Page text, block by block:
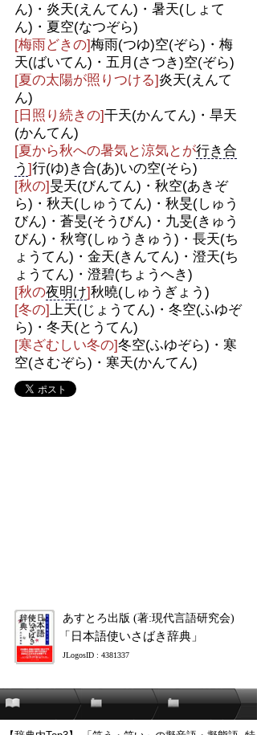
ん)・炎天(えんてん)・暑天(しょて
ん)・夏空(なつぞら)
[梅雨どきの]梅雨(つゆ)空(ぞら)・梅
天(ばいてん)・五月(さつき)空(ぞら)
[夏の太陽が照りつける]炎天(えんて
ん)
[日照り続きの]干天(かんてん)・旱天
(かんてん)
[夏から秋への暑気と涼気とが行き合
う ]行(ゆ)き合(あ)いの空(そら)
[秋の]旻天(びんてん)・秋空(あきぞ
ら)・秋天(しゅうてん)・秋旻(しゅう
びん)・蒼旻(そうびん)・九旻(きゅう
びん)・秋穹(しゅうきゅう)・長天(ち
ょうてん)・金天(きんてん)・澄天(ち
ょうてん)・澄碧(ちょうへき)
[秋の夜明け]秋曉(しゅうぎょう)
[冬の]上天(じょうてん)・冬空(ふゆぞ
ら)・冬天(とうてん)
[寒ざむしい冬の]冬空(ふゆぞら)・寒
空(さむぞら)・寒天(かんてん)
あすとろ出版 (著:現代言語研究会)
「日本語使いさばき辞典」
JLogosID : 4381337